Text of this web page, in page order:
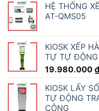
HỆ THỐNG
AT-QMS05
KIOSK XẾP
TỰ TỰ ĐỘNG
19.980.000 ₫
KIOSK LẤY
TỰ ĐỘNG
CÔNG